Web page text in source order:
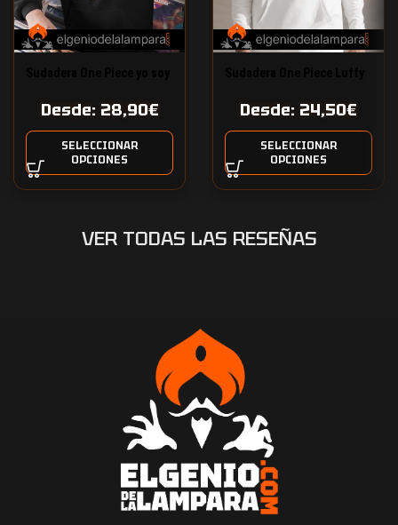
Desde: 28,90€
SELECCIONAR
OPCIONES
Desde: 24,50€
SELECCIONAR
OPCIONES
VER TODAS LAS RESEÑAS